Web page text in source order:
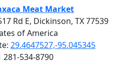
Meat Market
Rd E, Dickinson, TX 77539
of America
29.4647527,-95.045345
281-534-8790